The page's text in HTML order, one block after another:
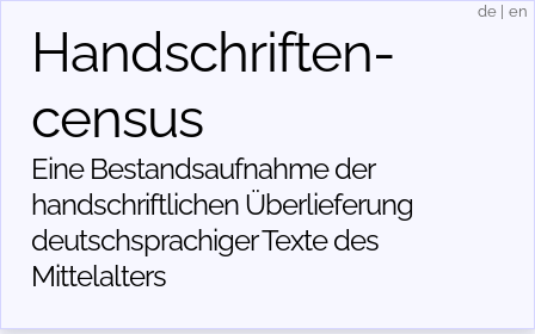
Handschriften­
census
Eine Bestandsaufnahme der
handschriftlichen Über­lieferung
deutschsprachiger Texte des
Mittelalters
de en